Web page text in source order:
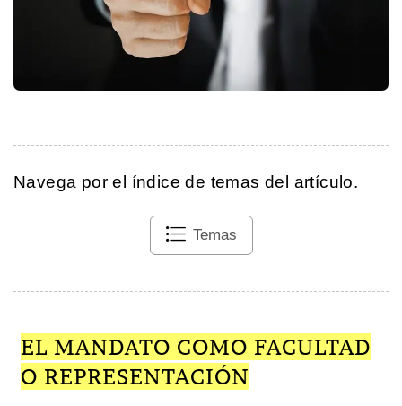
Navega por el índice de temas del artículo.
Temas
EL MANDATO COMO FACULTAD
O REPRESENTACIÓN